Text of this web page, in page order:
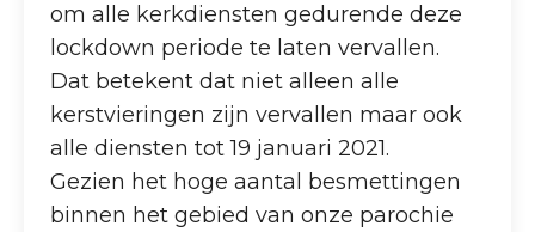
om alle kerkdiensten gedurende deze
lockdown periode te laten vervallen.
Dat betekent dat niet alleen alle
kerstvieringen zijn vervallen maar ook
alle diensten tot 19 januari 2021.
Gezien het hoge aantal besmettingen
binnen het gebied van onze parochie